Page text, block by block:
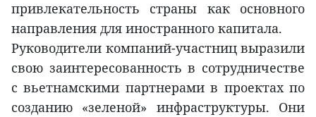
привлекательность страны как основного
направления для иностранного капитала.
Руководители компаний-участниц выразили
свою заинтересованность в сотрудничестве
с вьетнамскими партнерами в проектах по
созданию «зеленой» инфраструктуры. Они